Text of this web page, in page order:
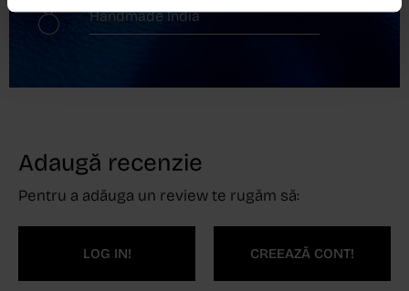
Handmade India
Adaugă recenzie
Pentru a adăuga un review te rugăm să:
LOG IN! CREEAZĂ CONT!